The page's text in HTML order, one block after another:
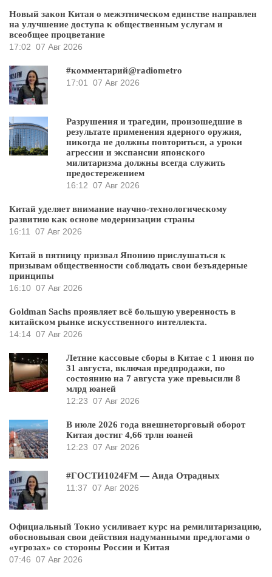
Новый закон Китая о межэтническом единстве направлен
на улучшение доступа к общественным услугам и
всеобщее процветание
17:02 07 Авг 2026
#комментарий@radiometro
17:01
07 Авг 2026
Разрушения и трагедии, произошедшие в
результате применения ядерного оружия,
никогда не должны повториться, а уроки
агрессии и экспансии японского
милитаризма должны всегда служить
предостережением
16:12 07 Авг 2026
Китай уделяет внимание научно-технологическому
развитию как основе модернизации страны
16:11
07 Авг 2026
Китай в пятницу призвал Японию прислушаться к
призывам общественности соблюдать свои безъядерные
принципы
16:10 07 Авг 2026
Goldman Sachs проявляет всё большую уверенность в
китайском рынке искусственного интеллекта.
14:14 07 Авг 2026
Летние кассовые сборы в Китае с 1 июня по
31 августа, включая предпродажи, по
состоянию на 7 августа уже превысили 8
млрд юаней
12:23 07 Авг 2026
В июле 2026 года внешнеторговый оборот
Китая достиг 4,66 трлн юаней
12:23 07 Авг 2026
#ГОСТИ1024FM — Аида Отрадных
11:37 07 Авг 2026
Официальный Токио усиливает курс на ремилитаризацию,
обосновывая свои действия надуманными предлогами о
«угрозах» со стороны России и Китая
07:46 07 Авг 2026